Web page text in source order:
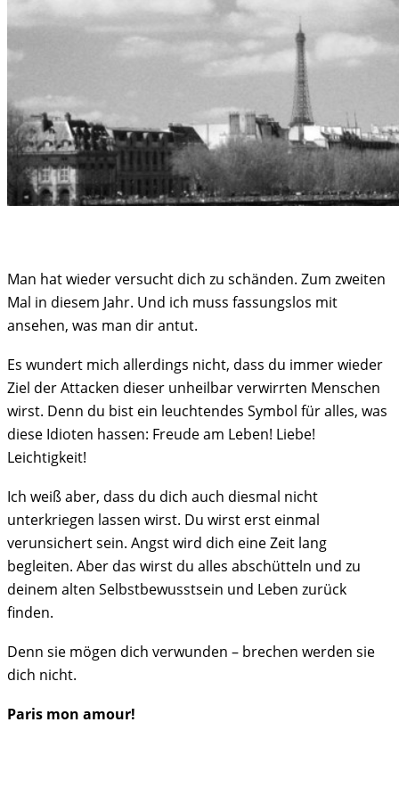
Man hat wieder versucht dich zu schänden. Zum zweiten
Mal in diesem Jahr. Und ich muss fassungslos mit
ansehen, was man dir antut.
Es wundert mich allerdings nicht, dass du immer wieder
Ziel der Attacken dieser unheilbar verwirrten Menschen
wirst. Denn du bist ein leuchtendes Symbol für alles, was
diese Idioten hassen: Freude am Leben! Liebe!
Leichtigkeit!
Ich weiß aber, dass du dich auch diesmal nicht
unterkriegen lassen wirst. Du wirst erst einmal
verunsichert sein. Angst wird dich eine Zeit lang
begleiten. Aber das wirst du alles abschütteln und zu
deinem alten Selbstbewusstsein und Leben zurück
finden.
Denn sie mögen dich verwunden – brechen werden sie
dich nicht.
Paris mon amour!